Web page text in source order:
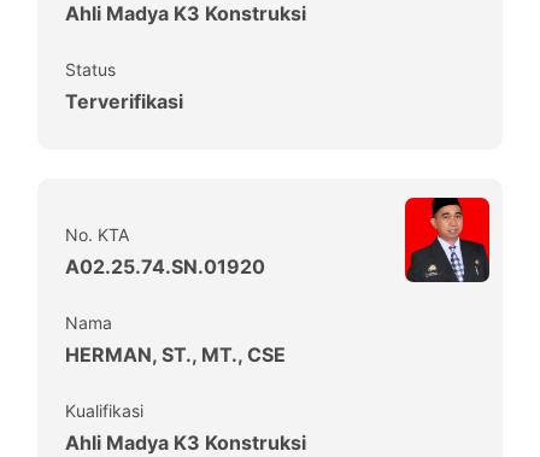
Ahli Madya K3 Konstruksi
Status
Terverifikasi
No. KTA
A02.25.74.SN.01920
Nama
HERMAN, ST., MT., CSE
Kualifikasi
Ahli Madya K3 Konstruksi